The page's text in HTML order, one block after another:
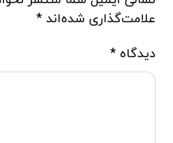
علامت‌گذاری شده‌اند*
دیدگاه*